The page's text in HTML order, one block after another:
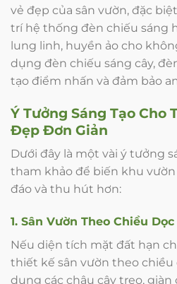
vẻ đẹp của sân vườn, đặc
trí hệ thống đèn chiếu sáng
lung linh, huyền ảo cho
dụng đèn chiếu sáng cây,
tạo điểm nhấn và đảm bảo
Ý Tưởng Sáng Tạo Cho
Đẹp Đơn Giản
Dưới đây là một vài ý tưởng
tham khảo để biến khu
đáo và thu hút hơn:
1. Sân Vườn Theo Chiều Dọc
Nếu diện tích mặt đất hạn
thiết kế sân vườn theo chiều
dụng các chậu cây treo, giàn